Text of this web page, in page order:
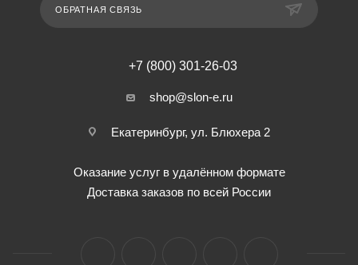
ОБРАТНАЯ СВЯЗЬ
+7 (800) 301-26-03
shop@slon-e.ru
Екатеринбург, ул. Блюхера 2
Оказание услуг в удалённом формате
Доставка заказов по всей России